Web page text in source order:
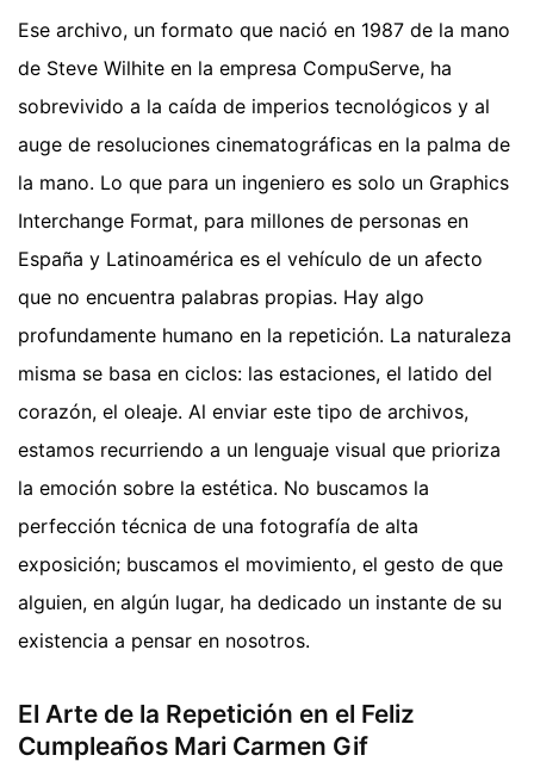
Ese archivo, un formato que nació en 1987 de la mano
de Steve Wilhite en la empresa CompuServe, ha
sobrevivido a la caída de imperios tecnológicos y al
auge de resoluciones cinematográficas en la palma de
la mano. Lo que para un ingeniero es solo un Graphics
Interchange Format, para millones de personas en
España y Latinoamérica es el vehículo de un afecto
que no encuentra palabras propias. Hay algo
profundamente humano en la repetición. La naturaleza
misma se basa en ciclos: las estaciones, el latido del
corazón, el oleaje. Al enviar este tipo de archivos,
estamos recurriendo a un lenguaje visual que prioriza
la emoción sobre la estética. No buscamos la
perfección técnica de una fotografía de alta
exposición; buscamos el movimiento, el gesto de que
alguien, en algún lugar, ha dedicado un instante de su
existencia a pensar en nosotros.
El Arte de la Repetición en el Feliz
Cumpleaños Mari Carmen Gif